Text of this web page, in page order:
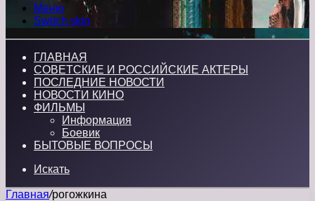
Меню
Switch skin
ГЛАВНАЯ
СОВЕТСКИЕ И РОССИЙСКИЕ АКТЕРЫ
ПОСЛЕДНИЕ НОВОСТИ
НОВОСТИ КИНО
ФИЛЬМЫ
Информация
Боевик
БЫТОВЫЕ ВОПРОСЫ
Искать
Главная/рогожкина